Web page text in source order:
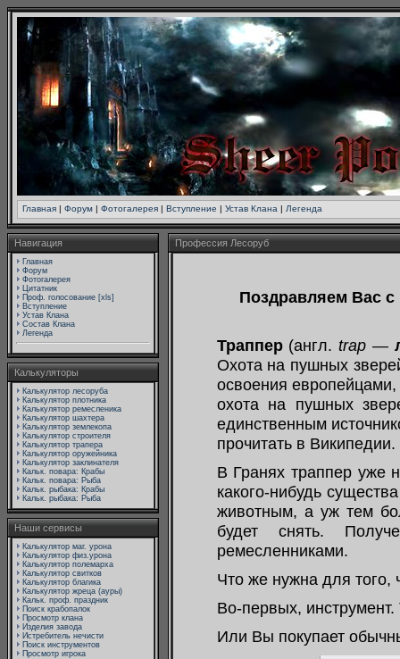
Главная | Форум | Фотогалерея | Вступление | Устав Клана | Легенда
Навигация
Главная
Форум
Фотогалерея
Цитатник
Проф. голосование [xls]
Вступление
Устав Клана
Состав Клана
Легенда
Калькуляторы
Калькулятор лесоруба
Калькулятор плотника
Калькулятор ремесленика
Калькулятор шахтера
Калькулятор землекопа
Калькулятор строителя
Калькулятор трапера
Калькулятор оружейника
Калькулятор заклинателя
Кальк. повара: Крабы
Кальк. повара: Рыба
Кальк. рыбака: Крабы
Кальк. рыбака: Рыба
Наши сервисы
Калькулятор маг. урона
Калькулятор физ.урона
Калькулятор полемарха
Калькулятор свитков
Калькулятор благика
Калькулятор жреца (ауры)
Кальк. проф. праздник
Поиск крабопалок
Просмотр клана
Изделия завода
Истребитель нечисти
Поиск инструментов
Просмотр игрока
Профессия Лесоруб
Поздравляем Вас
Траппер(англ. trap —
Охота на пушных
освоения
охота на пушных
единственным
прочитать в Википедии.
В Гранях траппер уже
какого-нибудь
животным, а уж тем
будет снять.
ремесленниками.
Что же нужна для того,
Во-первых,
Или Вы покупает